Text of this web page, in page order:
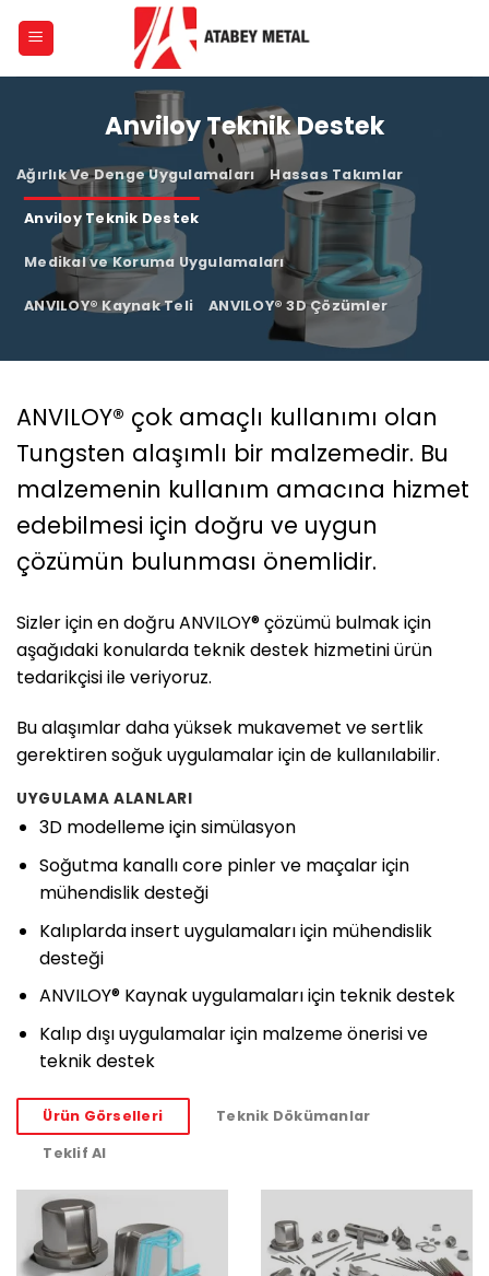
Anviloy Teknik Destek
Ağırlık Ve Denge Uygulamaları Hassas Takımlar
Anviloy Teknik Destek
Medikal ve Koruma Uygulamaları
ANVILOY® Kaynak Teli ANVILOY® 3D Çözümler
ANVILOY® çok amaçlı kullanımı olan
Tungsten alaşımlı bir malzemedir. Bu
malzemenin kullanım amacına hizmet
edebilmesi için doğru ve uygun
çözümün bulunması önemlidir.
Sizler için en doğru ANVILOY® çözümü bulmak için
aşağıdaki konularda teknik destek hizmetini ürün
tedarikçisi ile veriyoruz.
Bu alaşımlar daha yüksek mukavemet ve sertlik
gerektiren soğuk uygulamalar için de kullanılabilir.
UYGULAMA ALANLARI
3D modelleme için simülasyon
Soğutma kanallı core pinler ve maçalar için
mühendislik desteği
Kalıplarda insert uygulamaları için mühendislik
desteği
ANVILOY® Kaynak uygulamaları için teknik destek
Kalıp dışı uygulamalar için malzeme önerisi ve
teknik destek
Ürün Görselleri
Teknik Dökümanlar
Teklif Al